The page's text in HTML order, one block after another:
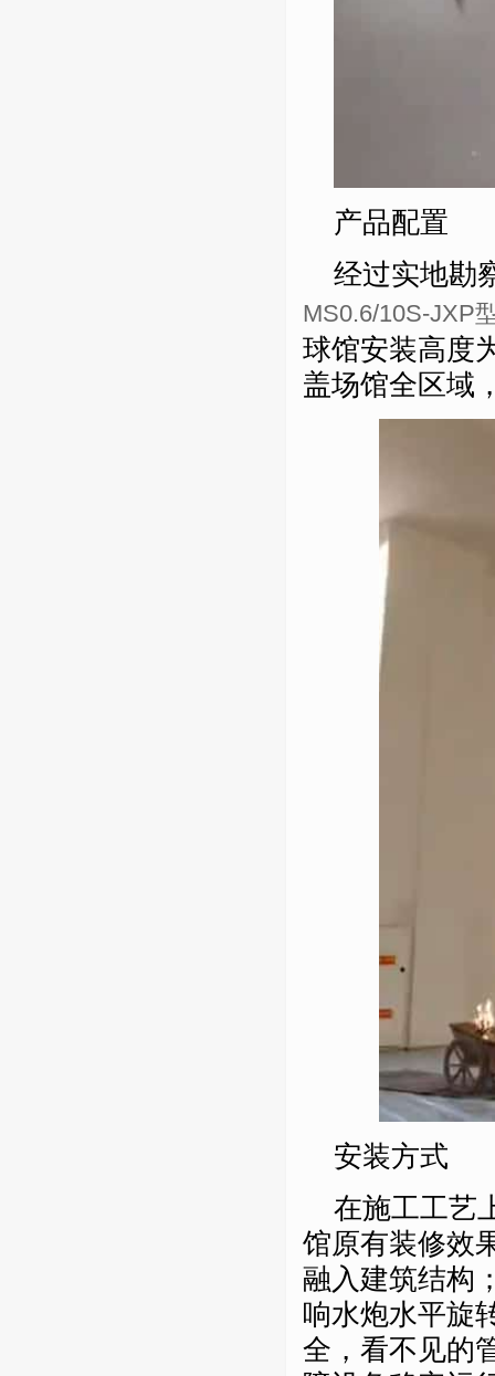
产品配置
经过实地勘
MS0.6/10S-JXP
球馆安装高度
盖场馆全区域
安装方式
在施工工艺
馆原有装修效
融入建筑结构
响水炮水平旋
全，看不见的